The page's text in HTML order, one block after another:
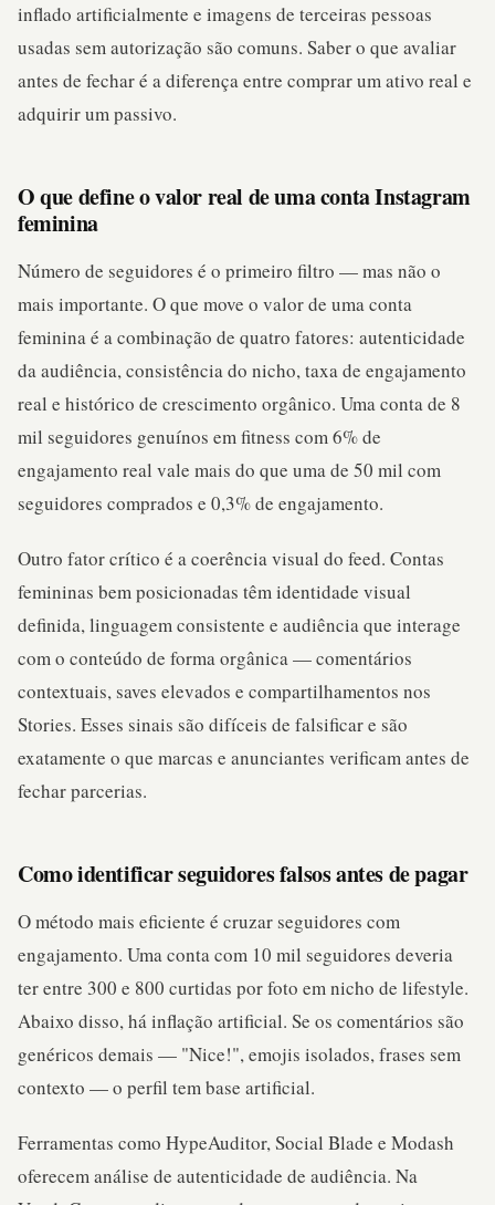
inflado artificialmente e imagens de terceiras pessoas
usadas sem autorização são comuns. Saber o que avaliar
antes de fechar é a diferença entre comprar um ativo real e
adquirir um passivo.
O que define o valor real de uma conta Instagram
feminina
Número de seguidores é o primeiro filtro — mas não o
mais importante. O que move o valor de uma conta
feminina é a combinação de quatro fatores: autenticidade
da audiência, consistência do nicho, taxa de engajamento
real e histórico de crescimento orgânico. Uma conta de 8
mil seguidores genuínos em fitness com 6% de
engajamento real vale mais do que uma de 50 mil com
seguidores comprados e 0,3% de engajamento.
Outro fator crítico é a coerência visual do feed. Contas
femininas bem posicionadas têm identidade visual
definida, linguagem consistente e audiência que interage
com o conteúdo de forma orgânica — comentários
contextuais, saves elevados e compartilhamentos nos
Stories. Esses sinais são difíceis de falsificar e são
exatamente o que marcas e anunciantes verificam antes de
fechar parcerias.
Como identificar seguidores falsos antes de pagar
O método mais eficiente é cruzar seguidores com
engajamento. Uma conta com 10 mil seguidores deveria
ter entre 300 e 800 curtidas por foto em nicho de lifestyle.
Abaixo disso, há inflação artificial. Se os comentários são
genéricos demais — "Nice!", emojis isolados, frases sem
contexto — o perfil tem base artificial.
Ferramentas como HypeAuditor, Social Blade e Modash
oferecem análise de autenticidade de audiência. Na